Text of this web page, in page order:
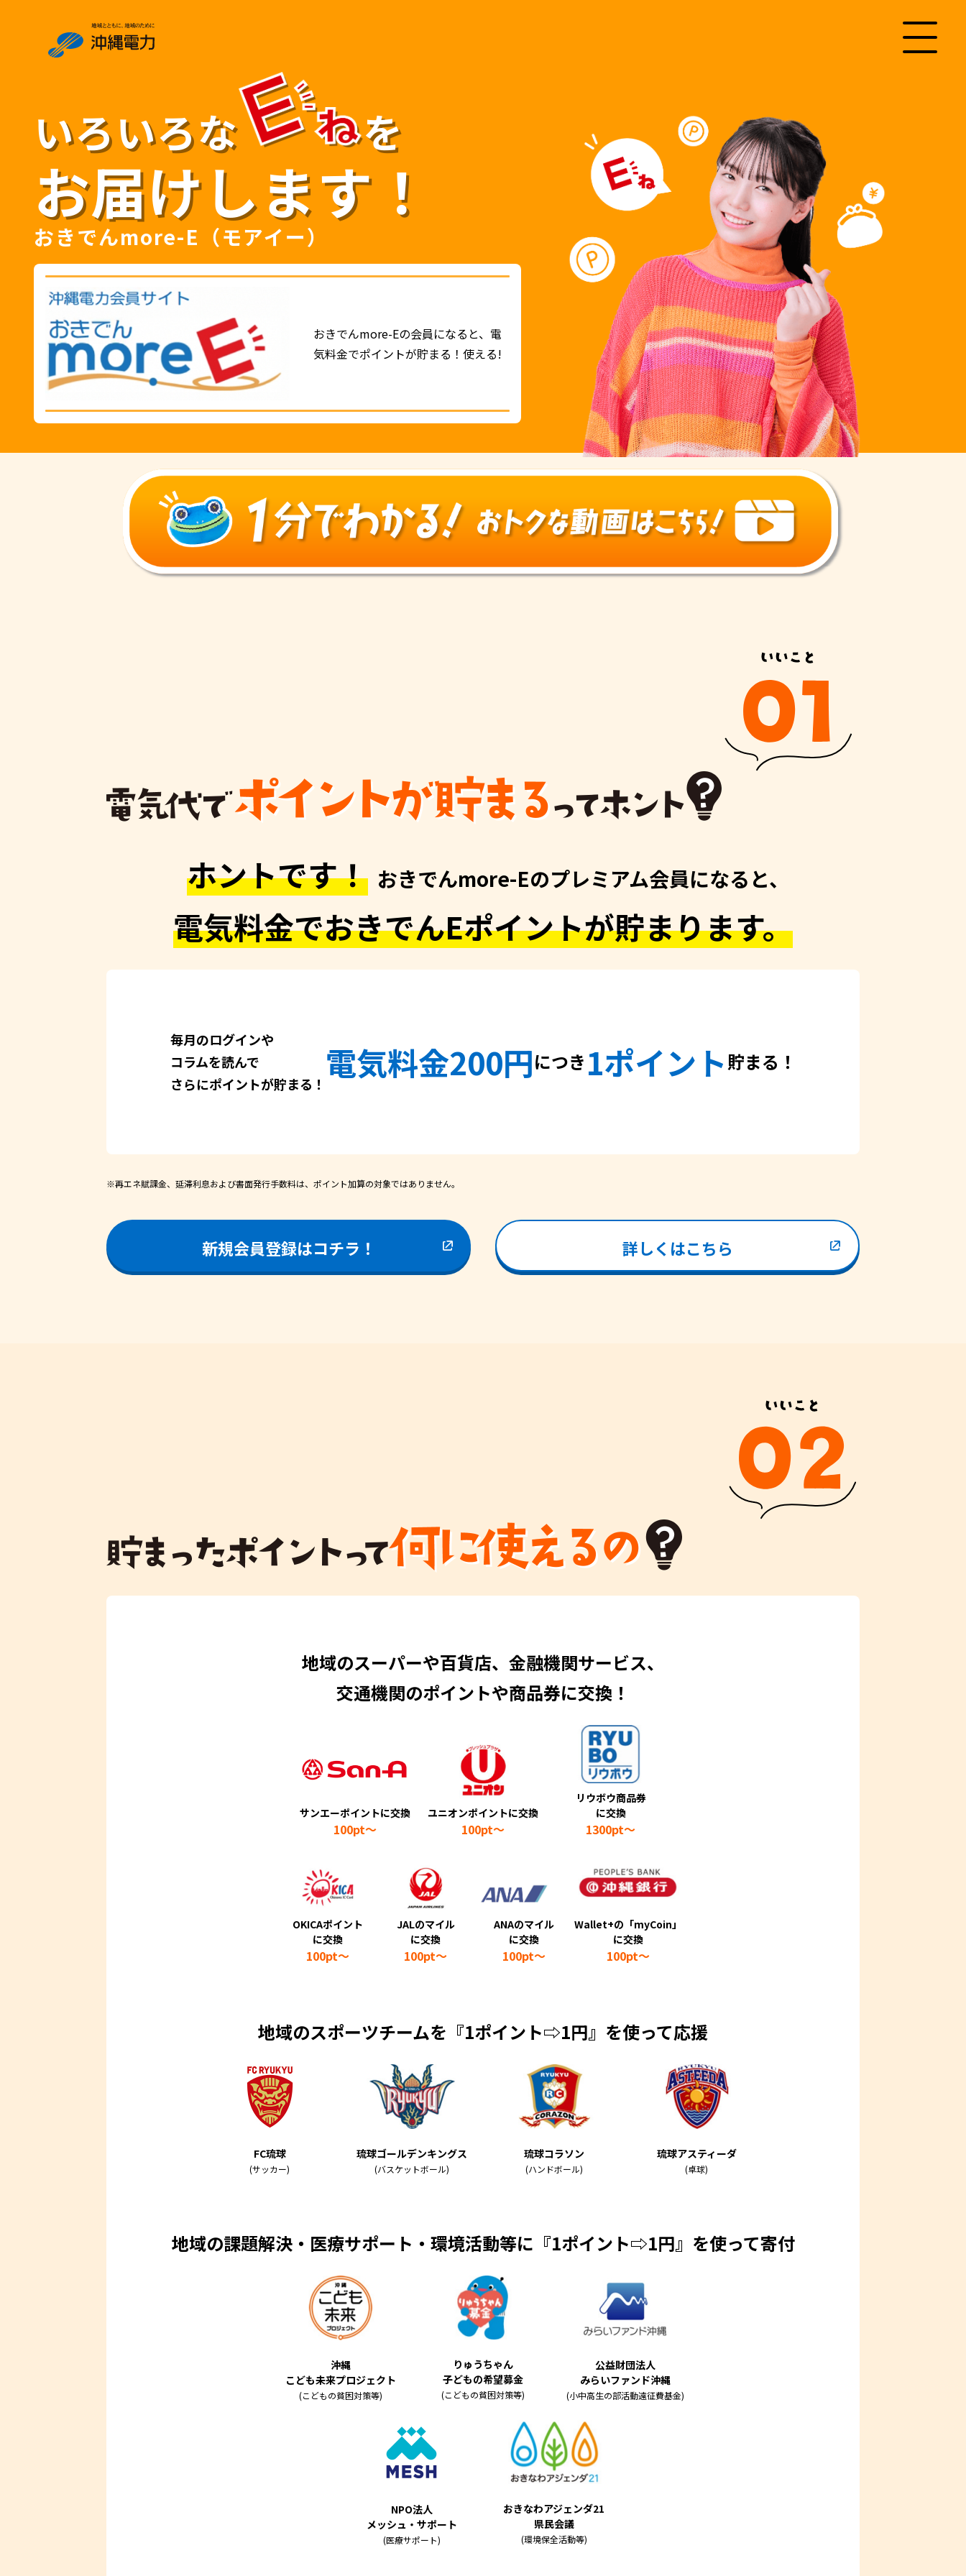
いろいろな を
お届けします！
おきでんmore-E（モアイー）
おきでんmore-Eの会員になると、電
気料金でポイントが貯まる！使える!
ホントです！ おきでんmore-Eのプレミアム会員になると、
電気料金でおきでんEポイントが貯まります。
毎月のログインや
コラムを読んで
さらにポイントが貯まる！ 電気料金200円につき 1ポイント 貯まる！
※再エネ賦課金、延滞利息および書面発行手数料は、ポイント加算の対象ではありません。
新規会員登録はコチラ！ 詳しくはこちら
地域のスーパーや百貨店、 金融機関サービス、
交通機関のポイントや商品券に交換！
サンエーポイントに交換
100pt～
ユニオンポイントに交換
100pt～
リウボウ商品券
に交換
1300pt～
OKICAポイント
に交換
100pt～
JALのマイル
に交換
100pt～
ANAのマイル
に交換
100pt～
Wallet+の「myCoin」
に交換
100pt～
地域のスポーツチームを 『1ポイント⇨1円』を使って応援
FC琉球
(サッカー)
琉球ゴールデンキングス
(バスケットボール)
琉球コラソン
(ハンドボール)
琉球アスティーダ
(卓球)
地域の課題解決・医療サポート・ 環境活動等に 『1ポイント⇨1円』を使って寄付
沖縄
こども未来プロジェクト
(こどもの貧困対策等)
りゅうちゃん
⼦どもの希望募⾦
(こどもの貧困対策等)
公益財団法人
みらいファンド沖縄
(⼩中⾼⽣の部活動遠征費基⾦)
NPO法人
メッシュ・サポート
(医療サポート)
おきなわアジェンダ21
県⺠会議
(環境保全活動等)